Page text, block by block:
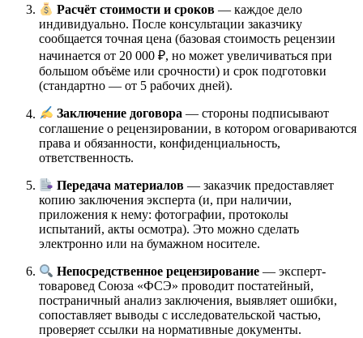
Расчёт стоимости и сроков — каждое дело
индивидуально. После консультации заказчику
сообщается точная цена (базовая стоимость рецензии
начинается от 20 000 ₽, но может увеличиваться при
большом объёме или срочности) и срок подготовки
(стандартно — от 5 рабочих дней).
Заключение договора — стороны подписывают
соглашение о рецензировании, в котором оговариваются
права и обязанности, конфиденциальность,
ответственность.
Передача материалов — заказчик предоставляет
копию заключения эксперта (и, при наличии,
приложения к нему: фотографии, протоколы
испытаний, акты осмотра). Это можно сделать
электронно или на бумажном носителе.
Непосредственное рецензирование — эксперт-
товаровед Союза «ФСЭ» проводит постатейный,
постраничный анализ заключения, выявляет ошибки,
сопоставляет выводы с исследовательской частью,
проверяет ссылки на нормативные документы.